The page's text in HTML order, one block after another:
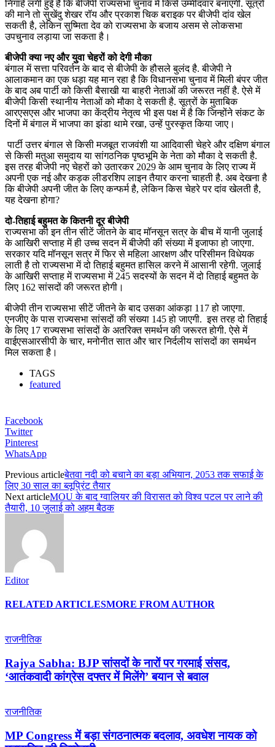
निगाहें लगी हुई हैं कि बीजेपी राज्यसभा चुनाव में किसे उम्मीदवार बनाएगी. सूत्रों
की माने तो सुखेंदु शेखर रॉय और प्रकाश चिक बराइक पर बीजेपी दांव खेल
सकती है, लेकिन सुष्मिता देव को राज्यसभा के बजाय असम से लोकसभा
उपचुनाव लड़ाया जा सकता है।
बीजेपी क्या नए और युवा चेहरों को देगी मौका
बंगाल में सत्ता परिवर्तन के बाद से बीजेपी के हौसले बुलंद है. बीजेपी ने
आलाकमान का एक धड़ा यह मान रहा है कि विधानसभा चुनाव में मिली बंपर जीत
के बाद अब पार्टी को किसी बैसाखी या बाहरी नेताओं की जरूरत नहीं है. ऐसे में
बीजेपी किसी स्थानीय नेताओं को मौका दे सकती है. सूत्रों के मुताबिक
आरएसएस और भाजपा का केंद्रीय नेतृत्व भी इस पक्ष में है कि जिन्होंने संकट के
दिनों में बंगाल में भाजपा का झंडा थामे रखा, उन्हें पुरस्कृत किया जाए।
पार्टी उत्तर बंगाल से किसी मजबूत राजवंशी या आदिवासी चेहरे और दक्षिण बंगाल
से किसी मतुआ समुदाय या सांगठनिक पृष्ठभूमि के नेता को मौका दे सकती है.
इस तरह बीजेपी नए चेहरों को उतारकर 2029 के आम चुनाव के लिए राज्य में
अपनी एक नई और कड़क लीडरशिप लाइन तैयार करना चाहती है. अब देखना है
कि बीजेपी अपनी जीत के लिए कन्फर्म है, लेकिन किस चेहरे पर दांव खेलती है,
यह देखना होगा?
दो-तिहाई बहुमत के कितनी दूर बीजेपी
राज्यसभा की इन तीन सीटें जीतने के बाद मॉनसून सत्र के बीच में यानी जुलाई
के आखिरी सप्ताह में ही उच्च सदन में बीजेपी की संख्या में इजाफा हो जाएगा.
सरकार यदि मॉनसून सत्र में फिर से महिला आरक्षण और परिसीमन विधेयक
लाती है तो राज्यसभा में दो तिहाई बहुमत हासिल करने में आसानी रहेगी. जुलाई
के आखिरी सप्ताह में राज्यसभा में 245 सदस्यों के सदन में दो तिहाई बहुमत के
लिए 162 सांसदों की जरूरत होगी।
बीजेपी तीन राज्यसभा सीटें जीतने के बाद उसका आंकड़ा 117 हो जाएगा.
एनजीए के पास राज्यसभा सांसदों की संख्या 145 हो जाएगी. इस तरह दो तिहाई
के लिए 17 राज्यसभा सांसदों के अतरिक्त समर्थन की जरूरत होगी. ऐसे में
वाईएसआरसीपी के चार, मनोनीत सात और चार निर्दलीय सांसदों का समर्थन
मिल सकता है।
TAGS
featured
Facebook
Twitter
Pinterest
WhatsApp
Previous articleबेतवा नदी को बचाने का बड़ा अभियान, 2053 तक सफाई के
लिए 30 साल का ब्लूप्रिंट तैयार
Next articleMOU के बाद ग्वालियर की विरासत को विश्व पटल पर लाने की
तैयारी, 10 जुलाई को अहम बैठक
Editor
RELATED ARTICLESMORE FROM AUTHOR
राजनीतिक
Rajya Sabha: BJP सांसदों के नारों पर गरमाई संसद,
‘आतंकवादी कांग्रेस दफ्तर में मिलेंगे’ बयान से बवाल
राजनीतिक
MP Congress में बड़ा संगठनात्मक बदलाव, अवधेश नायक को